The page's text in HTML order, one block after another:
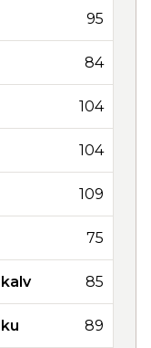
95
84
104
104
109
75
85
89